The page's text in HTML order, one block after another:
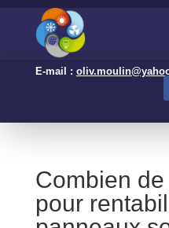
E-mail :
Combien
pour